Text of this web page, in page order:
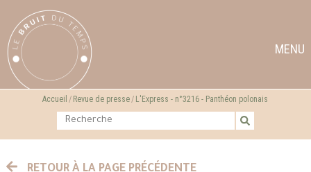
MENU
Accueil Revue de presse L'Express - n°3216 - Panthéon polonais
RETOUR À LA PAGE PRÉCÉDENTE